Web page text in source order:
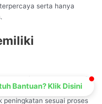
serta hanya
Indonesia amat pakar saat
Technologi, kami sudah
peningkatan sesuai proses
Bantuan? Klik Disini